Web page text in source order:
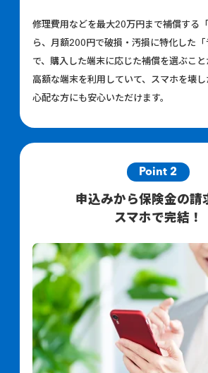
修理費用などを最大20万円まで補償する
ら、月額200円で破損・汚損に特化した「
で、購入した端末に応じた補償を選ぶこと
高額な端末を利用していて、スマホを壊
心配な方にも安心いただけます。
Point 2
申込みから保険金の請
スマホで完結！